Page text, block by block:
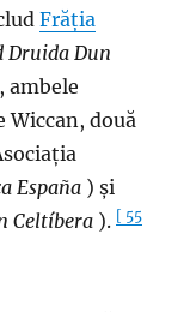
Frăția
Druida Dun
ambele
două
España ) și
Celtíbera ).[ 55